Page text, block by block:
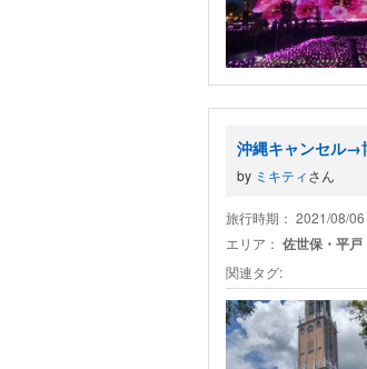
沖縄キャンセル→
by ミキティさん
旅行時期： 2021/08/
エリア： 佐世保・平戸
関連タグ: